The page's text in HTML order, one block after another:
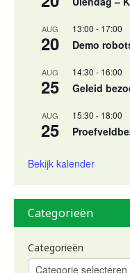
AUG
20
13:00 - 17:00
Demo
AUG
25
14:30 - 16:00
Geleid
AUG
25
15:30 - 18:00
Bekijk kalender
Categorieën
Categorieën